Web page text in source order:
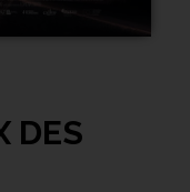
DES